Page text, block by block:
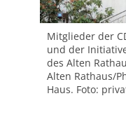
Mitglieder der
und der
des Alten
Alten Rathaus/
Haus. Foto: